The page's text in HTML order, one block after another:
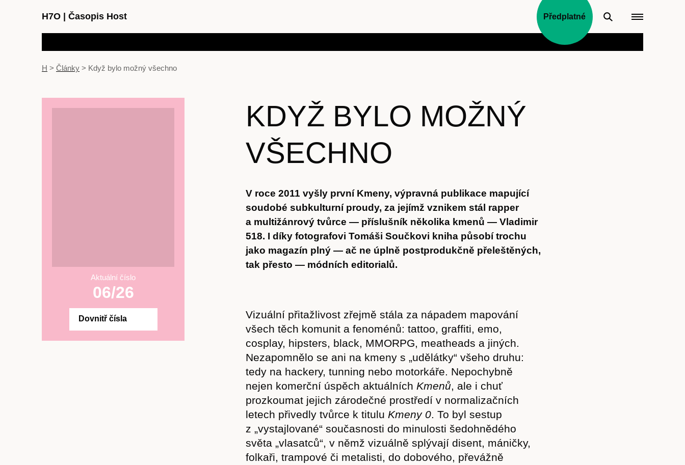
H7O Časopis Host Předplatné
H > Články > Když bylo možný všechno
Aktuální číslo
06/26
Dovnitř čísla
KDYŽ BYLO MOŽNÝ
VŠECHNO
V roce 2011 vyšly první Kmeny, výpravná publikace mapující
soudobé subkulturní proudy, za jejímž vznikem stál rapper
a multižánrový tvůrce — příslušník několika kmenů — Vladimir
518. I díky fotografovi Tomáši Součkovi kniha působí trochu
jako magazín plný — ač ne úplně postprodukčně přeleštěných,
tak přesto — módních editorialů.
Vizuální přitažlivost zřejmě stála za nápadem mapování
všech těch komunit a fenoménů: tattoo, graffiti, emo,
cosplay, hipsters, black, MMORPG, meatheads a jiných.
Nezapomnělo se ani na kmeny s „udělátky“ všeho druhu:
tedy na hackery, tunning nebo motorkáře. Nepochybně
nejen komerční úspěch aktuálních Kmenů, ale i chuť
prozkoumat jejich zárodečné prostředí v normalizačních
letech přivedly tvůrce k titulu Kmeny 0. To byl sestup
z „vystajlované“ současnosti do minulosti šedohnědého
světa „vlasatců“, v němž vizuálně splývají disent, máničky,
folkaři, trampové či metalisti, do dobového, převážně